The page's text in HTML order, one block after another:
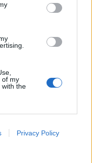
of my
with the
Privacy Policy